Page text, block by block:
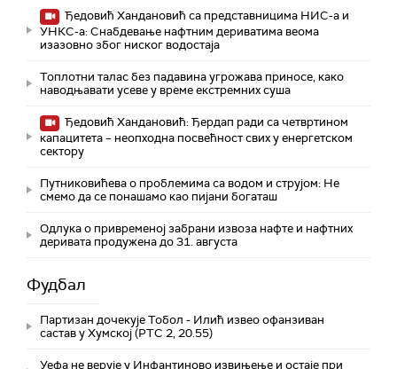
Ђедовић Хандановић са представницима НИС-а и
УНКС-а: Снабдевање нафтним дериватима веома
изазовно због ниског водостаја
Топлотни талас без падавина угрожава приносе, како
наводњавати усеве у време екстремних суша
Ђедовић Хандановић: Ђердап ради са четвртином
капацитета – неопходна посвећност свих у енергетском
сектору
Путниковићева о проблемима са водом и струјом: Не
смемо да се понашамо као пијани богаташ
Одлука о привременој забрани извоза нафте и нафтних
деривата продужена до 31. августа
Фудбал
Партизан дочекује Тобол - Илић извео офанзиван
састав у Хумској (РТС 2, 20.55)
Уефа не верује у Инфантиново извињење и остаје при